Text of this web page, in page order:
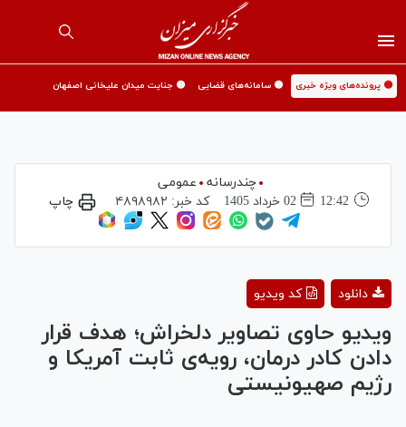
🟡 پرونده‌های ویژه خبری 🟡 سامانه‌های قضایی 🟡 جنایت میدان علیخانی اصفهان
چندرسانه
عمومی
12:42
02 خرداد 1405 کد خبر: ۴۸۹۸۹۸۲ چاپ
Video
کد ویدیو دانلود
ویدیو حاوی تصاویر دلخراش؛ هدف قرار
دادن کادر درمان، رویه‌ی ثابت آمریکا و
رژیم صهیونیستی